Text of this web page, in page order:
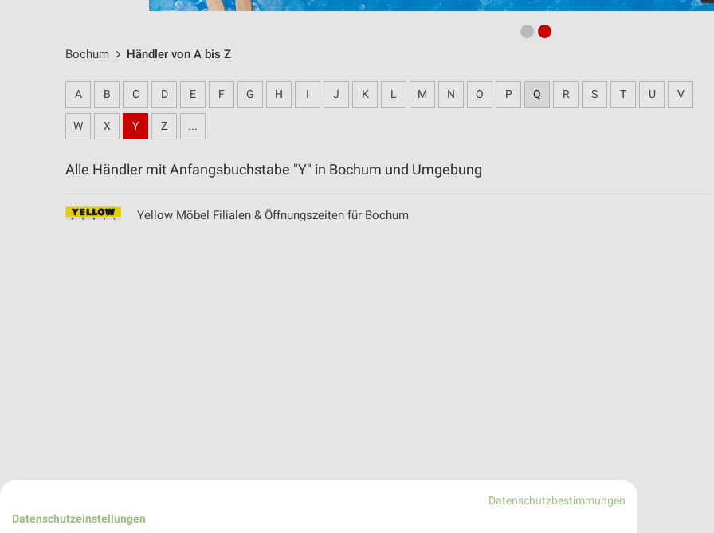
Bochum Händler von A bis Z
A B C D E F G H I J K L M N O P Q R S T U V
W X Y Z ...
Alle Händler mit Anfangsbuchstabe "Y" in Bochum und Umgebung
Yellow Möbel Filialen & Öffnungszeiten für Bochum
Datenschutzbestimmungen
Datenschutzeinstellungen